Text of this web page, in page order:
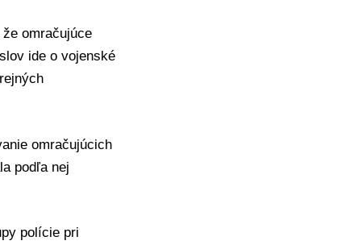
omračujúce
ide o vojenské
omračujúcich
podľa nej
polície pri